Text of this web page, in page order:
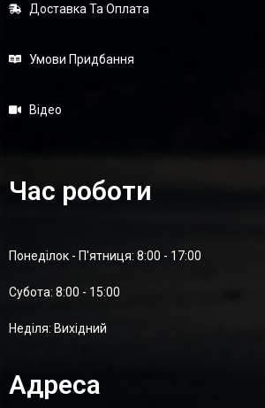
Доставка Та Оплата
Умови Придбання
Відео
Час роботи
Понеділок - П'ятниця: 8:00 - 17:00
Суботa: 8:00 - 15:00
Неділя: Вихідний
Адреса